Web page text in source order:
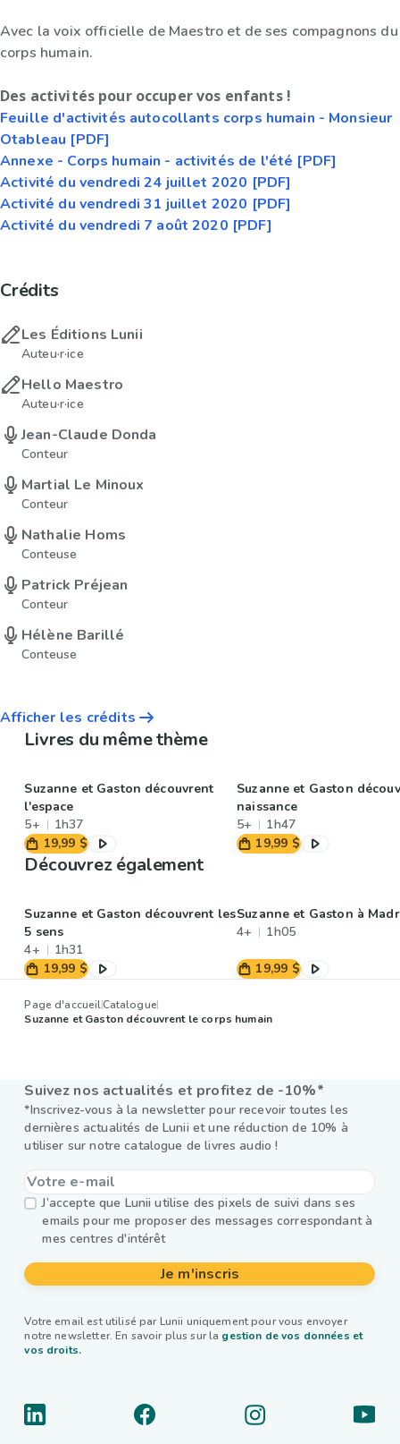
Avec la voix officielle de Maestro et de ses compagnons du
corps humain.
Des activités pour occuper vos enfants !
Feuille d'activités autocollants corps humain - Monsieur
Otableau [PDF]
Annexe - Corps humain - activités de l'été [PDF]
Activité du vendredi 24 juillet 2020 [PDF]
Activité du vendredi 31 juillet 2020 [PDF]
Activité du vendredi 7 août 2020 [PDF]
Crédits
Les Éditions Lunii
Auteu·r·ice
Hello Maestro
Auteu·r·ice
Jean-Claude Donda
Conteur
Martial Le Minoux
Conteur
Nathalie Homs
Conteuse
Patrick Préjean
Conteur
Hélène Barillé
Conteuse
Afficher les crédits
Livres du même thème
Suzanne et Gaston découvrent
l'espace
5+
1h37
19,99 $
Suzanne et Gaston
naissance
5+
1h47
19,99 $
Découvrez également
Suzanne et Gaston découvrent les
5 sens
4+
1h31
19,99 $
Suzanne et Gaston à
4+
1h05
19,99 $
Page d'accueilCatalogue
Suzanne et Gaston découvrent le corps humain
Suivez nos actualités et profitez de -10%*
*Inscrivez-vous à la newsletter pour recevoir toutes les
dernières actualités de Lunii et une réduction de 10% à
utiliser sur notre catalogue de livres audio !
J’accepte que Lunii utilise des pixels de suivi dans ses
emails pour me proposer des messages correspondant à
mes centres d'intérêt
Je m'inscris
Votre email est utilisé par Lunii uniquement pour vous envoyer
notre newsletter. En savoir plus sur la gestion de vos données et
vos droits.